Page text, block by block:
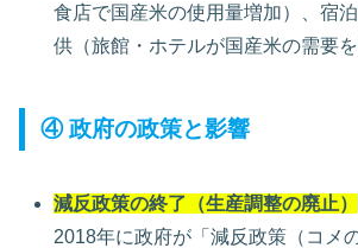
食店で国産米の使用量増加）、宿
供（旅館・ホテルが国産米の需要を
④ 政府の政策と影響
減反政策の終了（生産調整の廃止）
2018年に政府が「減反政策（コメ